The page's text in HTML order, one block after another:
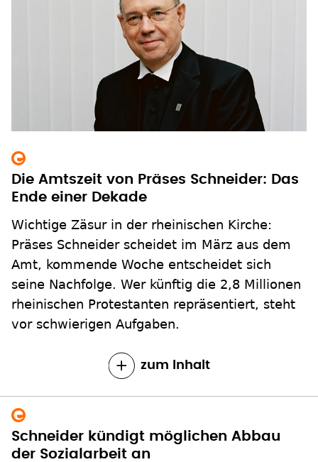
Die Amtszeit von Präses Schneider: Das
Ende einer Dekade
Wichtige Zäsur in der rheinischen Kirche:
Präses Schneider scheidet im März aus dem
Amt, kommende Woche entscheidet sich
seine Nachfolge. Wer künftig die 2,8 Millionen
rheinischen Protestanten repräsentiert, steht
vor schwierigen Aufgaben.
zum Inhalt
Schneider kündigt möglichen Abbau
der Sozialarbeit an